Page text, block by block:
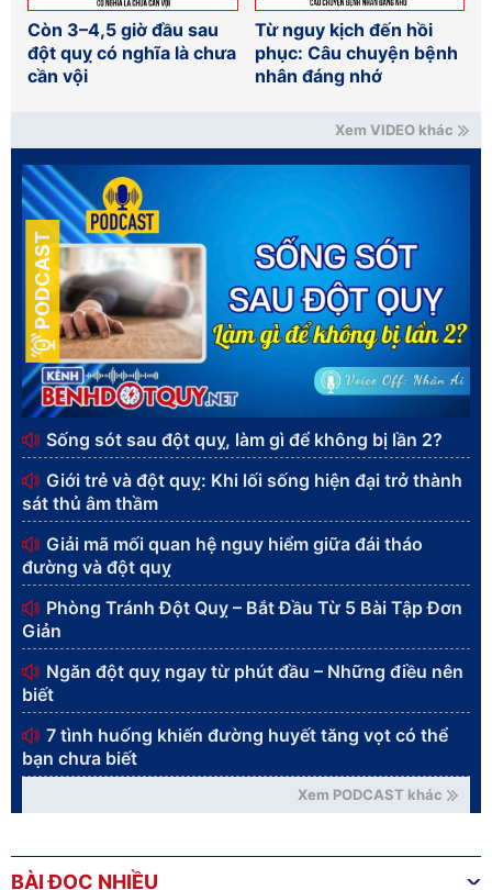
Còn 3–4,5 giờ đầu sau
đột quỵ có nghĩa là chưa
cần vội
Từ nguy kịch đến hồi
phục: Câu chuyện bệnh
nhân đáng nhớ
Xem VIDEO khác
PODCAST
Sống sót sau đột quỵ, làm gì để không bị lần 2?
Giới trẻ và đột quỵ: Khi lối sống hiện đại trở thành
sát thủ âm thầm
Giải mã mối quan hệ nguy hiểm giữa đái tháo
đường và đột quỵ
Phòng Tránh Đột Quỵ – Bắt Đầu Từ 5 Bài Tập Đơn
Giản
Ngăn đột quỵ ngay từ phút đầu – Những điều nên
biết
7 tình huống khiến đường huyết tăng vọt có thể
bạn chưa biết
Xem PODCAST khác
BÀI ĐỌC NHIỀU